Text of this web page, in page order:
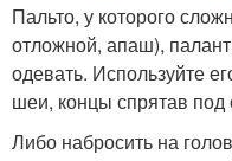
Пальто, у которого
отложной, апаш),
одевать. Используйте
шеи, концы спрятав под
Либо набросить на